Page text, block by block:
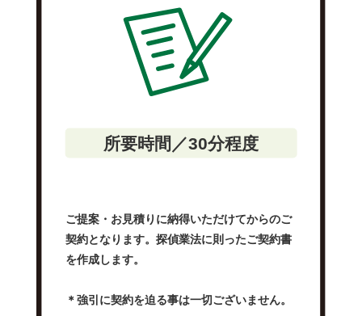
所要時間／30分程度
ご提案・お見積りに納得いただけてからのご
契約となります。探偵業法に則ったご契約書
を作成します。
＊強引に契約を迫る事は一切ございません。